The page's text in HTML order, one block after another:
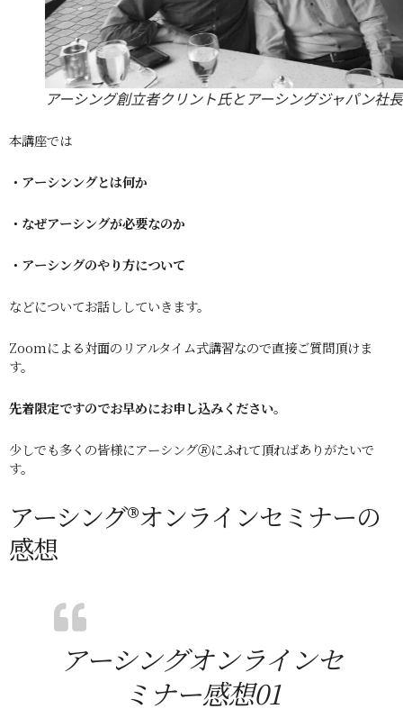
アーシング創立者クリント氏とアーシングジャパン社長
本講座では
・アーシンングとは何か
・なぜアーシングが必要なのか
・アーシングのやり方について
などについてお話ししていきます。
Zoomによる対面のリアルタイム式講習なので直接ご質問頂けま
す。
先着限定ですのでお早めにお申し込みください。
少しでも多くの皆様にアーシング🄬にふれて頂ればありがたいで
す。
アーシング®オンラインセミナーの
感想
アーシングオンラインセ
ミナー感想01